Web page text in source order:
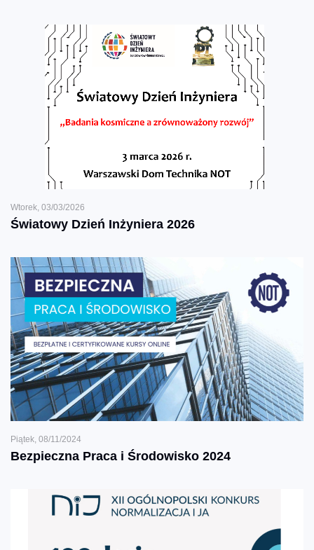
Wtorek, 03/03/2026
Światowy Dzień Inżyniera 2026
Piątek, 08/11/2024
Bezpieczna Praca i Środowisko 2024